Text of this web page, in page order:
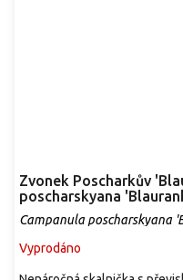
Zvonek Poscharkův
poscharskyana
Campanula poscharskyana
Vyprodáno